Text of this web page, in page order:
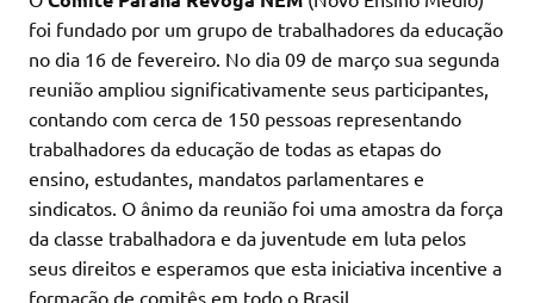
foi fundado por um grupo de trabalhadores da educação
no dia 16 de fevereiro. No dia 09 de março sua segunda
reunião ampliou significativamente seus participantes,
contando com cerca de 150 pessoas representando
trabalhadores da educação de todas as etapas do
ensino, estudantes, mandatos parlamentares e
sindicatos. O ânimo da reunião foi uma amostra da força
da classe trabalhadora e da juventude em luta pelos
seus direitos e esperamos que esta iniciativa incentive a
formação de comitês em todo o Brasil.